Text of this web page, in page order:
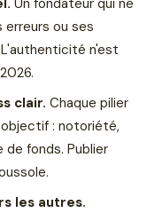
ou ses
n'est
clair. Chaque pilier
: notoriété,
fonds. Publier
les autres.